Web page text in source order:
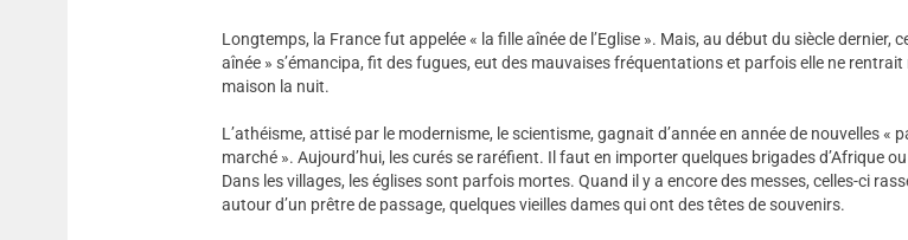
Longtemps, la France fut appelée « la fille aînée de l’Eglise ». Mais, au début du siècle dernier,
aînée » s’émancipa, fit des fugues, eut des mauvaises fréquentations et parfois elle ne rentrait
maison la nuit.
L’athéisme, attisé par le modernisme, le scientisme, gagnait d’année en année de nouvelles «
marché ». Aujourd’hui, les curés se raréfient. Il faut en importer quelques brigades d’Afrique ou
Dans les villages, les églises sont parfois mortes. Quand il y a encore des messes, celles-ci
autour d’un prêtre de passage, quelques vieilles dames qui ont des têtes de souvenirs.